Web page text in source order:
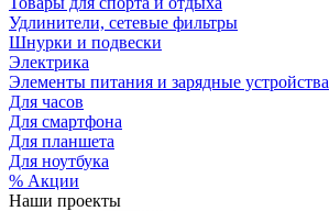
Удлинители, сетевые фильтры
Шнурки и подвески
Электрика
Элементы питания и зарядные устройства
Для часов
Для смартфона
Для планшета
Для ноутбука
% Акции
Наши проекты